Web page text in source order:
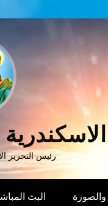
رئيس التحرير
البث